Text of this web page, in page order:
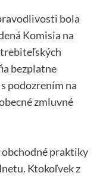
bola
Komisia na
bezplatne
podozrením na
zmluvné
obchodné praktiky
Ktokoľvek z